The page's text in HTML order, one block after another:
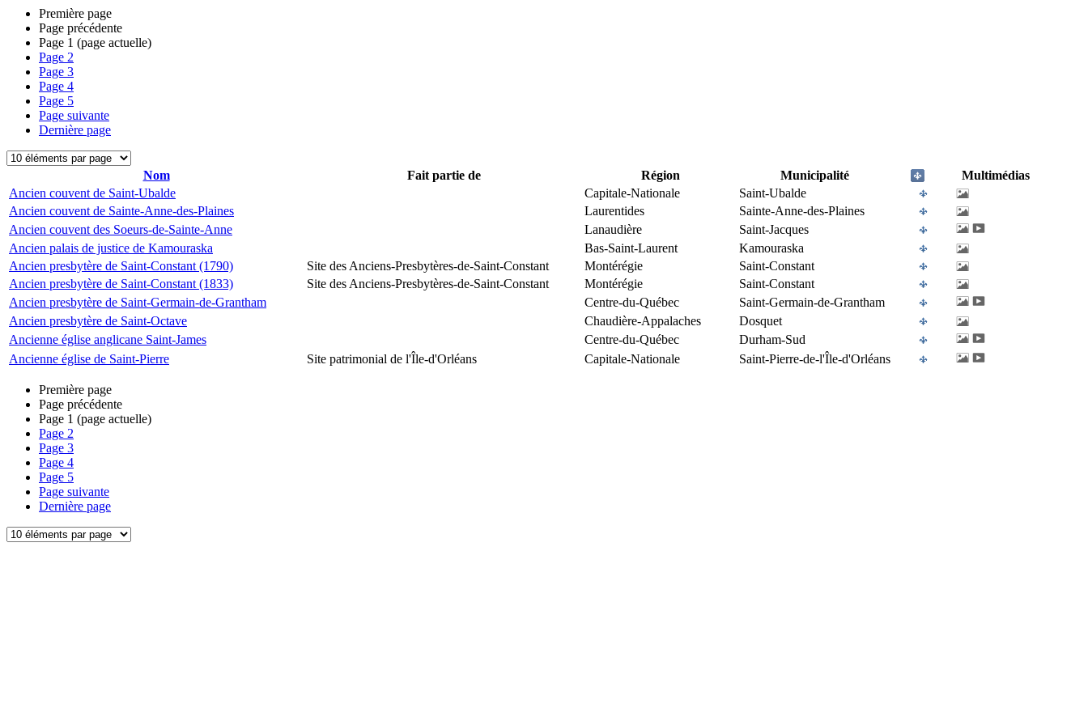
Première page
Page précédente
Page 1 (page actuelle)
Page 2
Page 3
Page 4
Page 5
Page suivante
Dernière page
Nom Fait partie de Région Municipalité
Multimédias
Ancien couvent de Saint-Ubalde
Capitale-Nationale
Saint-Ubalde
Ancien couvent de Sainte-Anne-des-Plaines
Laurentides
Sainte-Anne-des-Plaines
Ancien couvent des Soeurs-de-Sainte-Anne
Lanaudière
Saint-Jacques
Ancien palais de justice de Kamouraska
Bas-Saint-Laurent
Kamouraska
Ancien presbytère de Saint-Constant (1790)
Site des Anciens-Presbytères-de-Saint-Constant Montérégie
Saint-Constant
Ancien presbytère de Saint-Constant (1833)
Site des Anciens-Presbytères-de-Saint-Constant Montérégie
Saint-Constant
Ancien presbytère de Saint-Germain-de-Grantham
Centre-du-Québec
Saint-Germain-de-Grantham
Ancien presbytère de Saint-Octave
Chaudière-Appalaches
Dosquet
Ancienne église anglicane Saint-James
Centre-du-Québec
Durham-Sud
Ancienne église de Saint-Pierre
Site patrimonial de l'Île-d'Orléans Capitale-Nationale Saint-Pierre-de-l'Île-d'Orléans
Première page
Page précédente
Page 1 (page actuelle)
Page 2
Page 3
Page 4
Page 5
Page suivante
Dernière page